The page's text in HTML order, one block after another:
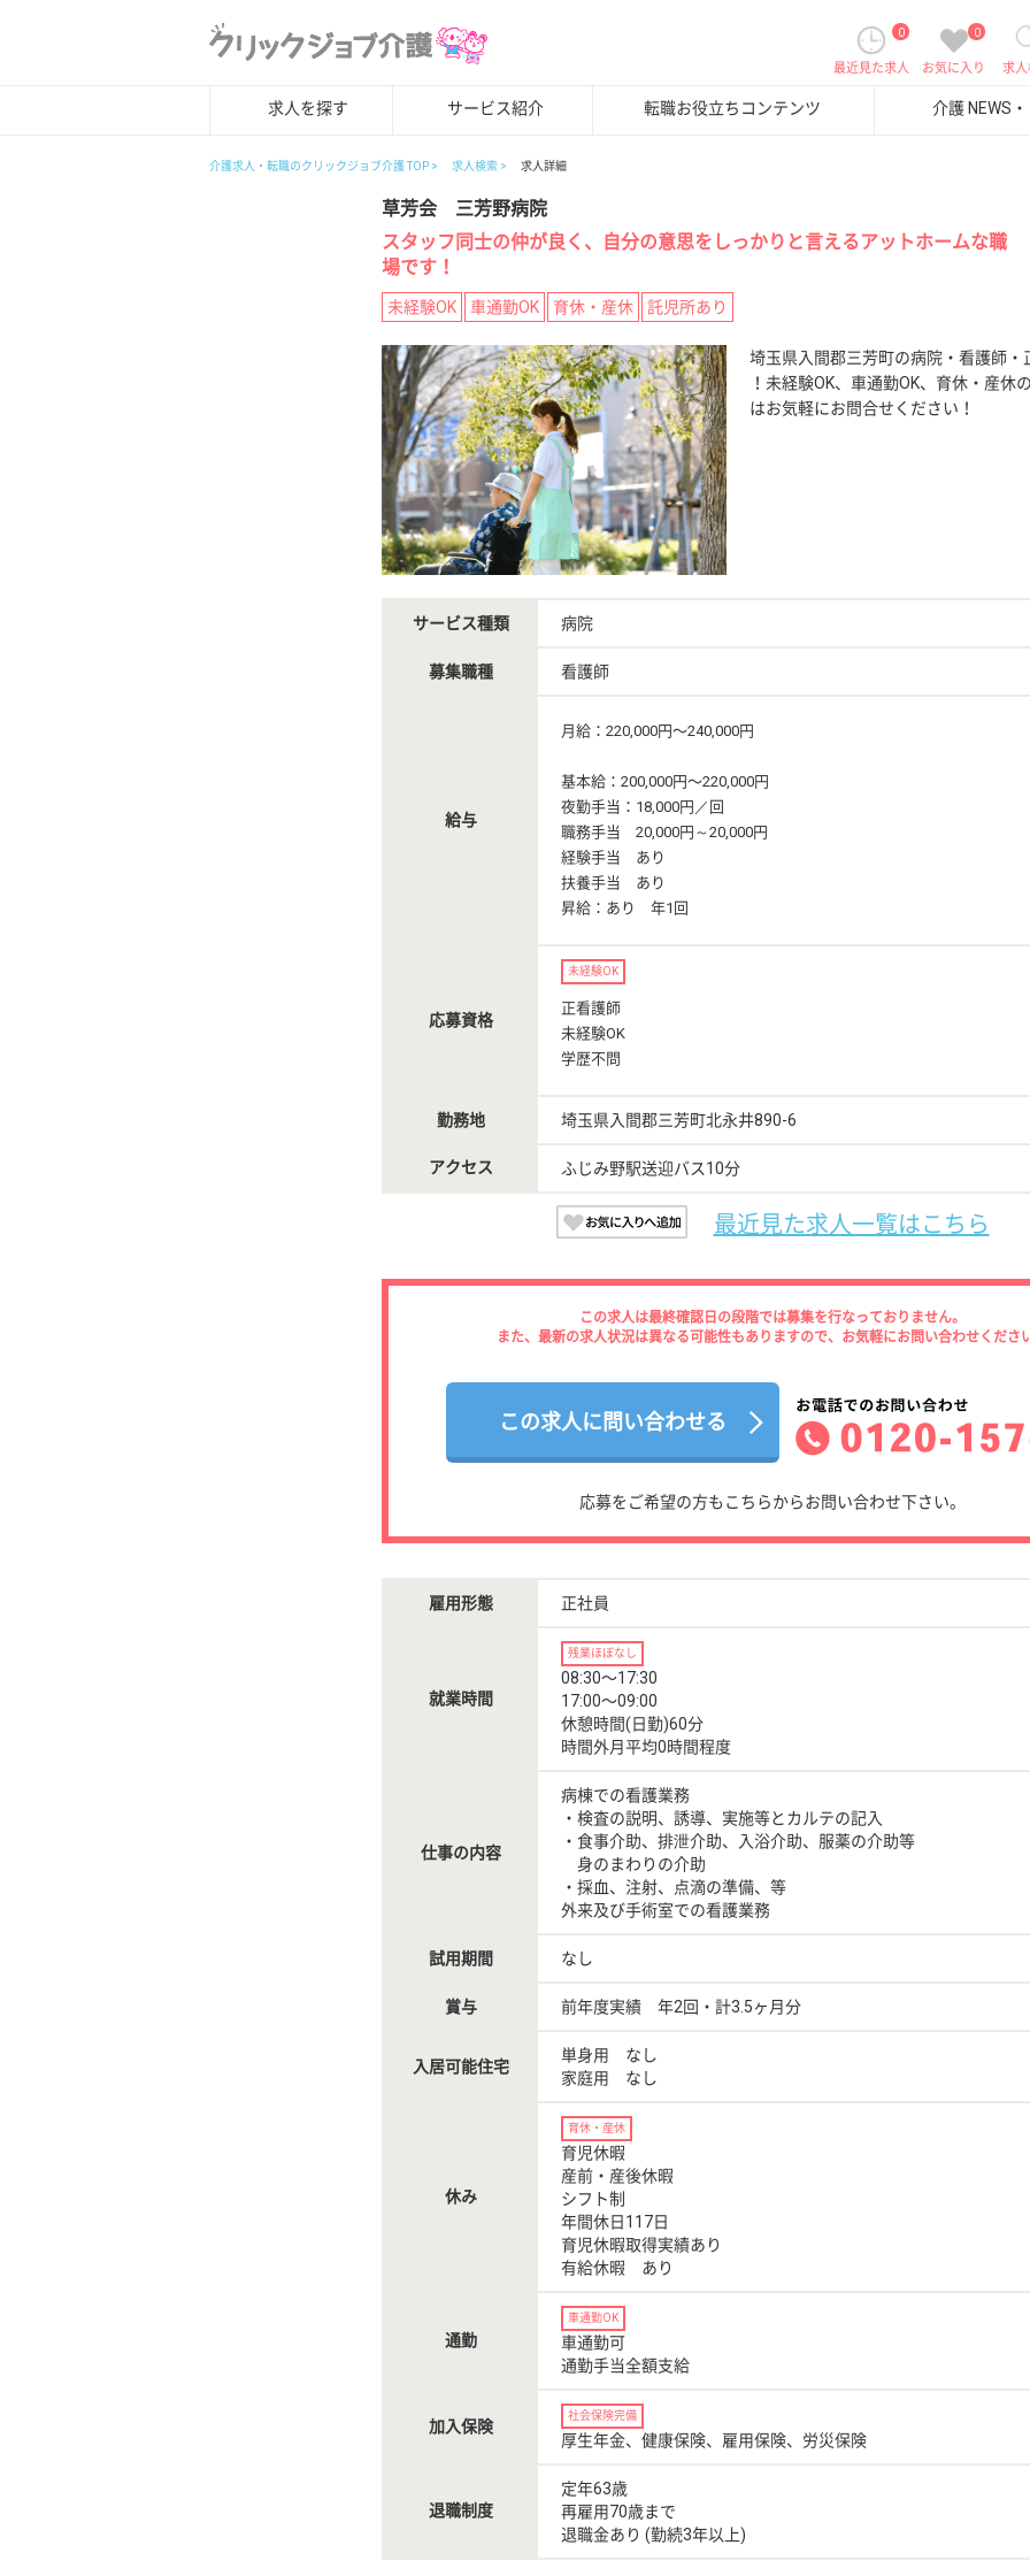
求
0
お気に入り
0
最近見た求人
求人を探す サービス紹介 転職お役立ちコンテンツ 介護 NEWS
介護求人・転職のクリックジョブ介護 TOP 求人検索 求人詳細
草芳会 三芳野病院
スタッフ同士の仲が良く、自分の意思をしっかりと言えるアットホームな職
場です！
未経験OK 車通勤OK 育休・産休 託児所あり
埼玉県入間郡三芳町の病院・看護師・
！未経験OK、車通勤OK、育休・産休
はお気軽にお問合せください！
サービス種類 病院
募集職種 看護師
給与
月給：220,000円〜240,000円
基本給：200,000円〜220,000円
夜勤手当：18,000円／回
職務手当 20,000円～20,000円
経験手当 あり
扶養手当 あり
昇給：あり 年1回
応募資格
未経験OK
正看護師
未経験OK
学歴不問
勤務地 埼玉県入間郡三芳町北永井890-6
アクセス ふじみ野駅送迎バス10分
最近見た求人一覧はこちら
この求人は最終確認日の段階では募集を行なっておりません。
また、最新の求人状況は異なる可能性もありますので、お気軽にお問い合わせくださ
この求人に問い合わせる
応募をご希望の方もこちらからお問い合わせ下さい。
雇用形態 正社員
就業時間
残業ほぼなし
08:30〜17:30
17:00〜09:00
休憩時間(日勤)60分
時間外月平均0時間程度
仕事の内容
病棟での看護業務
・検査の説明、誘導、実施等とカルテの記入
・食事介助、排泄介助、入浴介助、服薬の介助等
身のまわりの介助
・採血、注射、点滴の準備、等
外来及び手術室での看護業務
試用期間 なし
賞与 前年度実績 年2回・計3.5ヶ月分
入居可能住宅
単身用 なし
家庭用 なし
休み
育休・産休
育児休暇
産前・産後休暇
シフト制
年間休日117日
育児休暇取得実績あり
有給休暇 あり
通勤
車通勤OK
車通勤可
通勤手当全額支給
加入保険
社会保険完備
厚生年金、健康保険、雇用保険、労災保険
退職制度
定年63歳
再雇用70歳まで
退職金あり (勤続3年以上)